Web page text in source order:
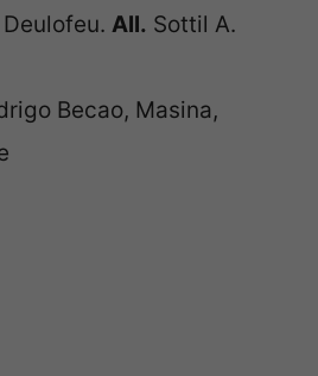
Deulofeu. All. Sottil A.
Becao, Masina,